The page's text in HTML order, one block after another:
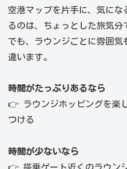
空港マップを片手に、気にな
るのは、ちょっとした旅気分
でも、ラウンジごとに雰囲気
違います。
時間がたっぷりあるなら
👉 ラウンジホッピングを楽
つける
時間が少ないなら
👉 搭乗ゲート近くのラウン